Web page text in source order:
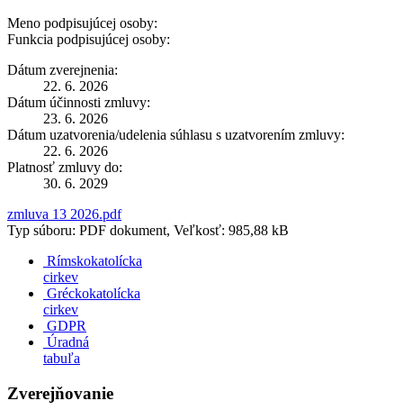
Meno podpisujúcej osoby:
Funkcia podpisujúcej osoby:
Dátum zverejnenia:
22. 6. 2026
Dátum účinnosti zmluvy:
23. 6. 2026
Dátum uzatvorenia/udelenia súhlasu s uzatvorením zmluvy:
22. 6. 2026
Platnosť zmluvy do:
30. 6. 2029
zmluva 13 2026.pdf
Typ súboru: PDF dokument, Veľkosť: 985,88 kB
Rímskokatolícka
cirkev
Gréckokatolícka
cirkev
GDPR
Úradná
tabuľa
Zverejňovanie